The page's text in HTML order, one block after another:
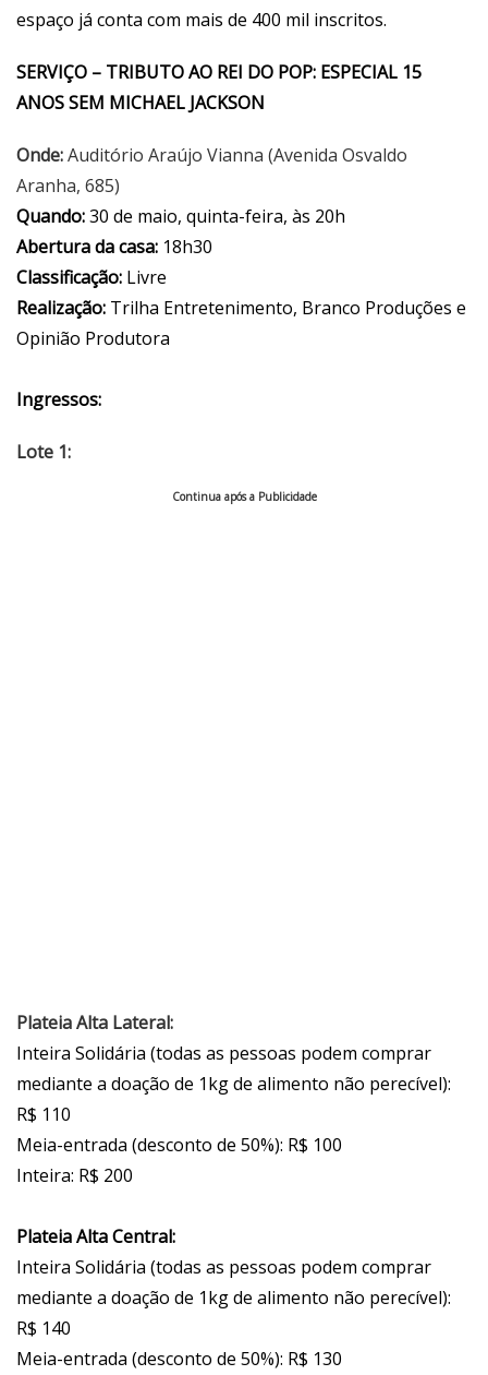
espaço já conta com mais de 400 mil inscritos.
SERVIÇO – TRIBUTO AO REI DO POP: ESPECIAL 15
ANOS SEM MICHAEL JACKSON
Onde:Auditório Araújo Vianna (Avenida Osvaldo
Aranha, 685)
Quando:30 de maio, quinta-feira, às 20h
Abertura da casa: 18h30
Classificação: Livre
Realização: Trilha Entretenimento, Branco Produções e
Opinião Produtora
Ingressos:
Lote 1:
Continua após a Publicidade
Plateia Alta Lateral:
Inteira Solidária (todas as pessoas podem comprar
mediante a doação de 1kg de alimento não perecível):
R$ 110
Meia-entrada (desconto de 50%): R$ 100
Inteira: R$ 200
Plateia Alta Central:
Inteira Solidária (todas as pessoas podem comprar
mediante a doação de 1kg de alimento não perecível):
R$ 140
Meia-entrada (desconto de 50%): R$ 130